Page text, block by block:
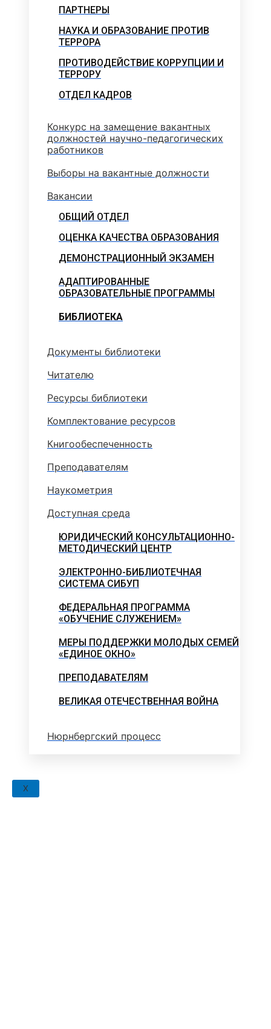
ПАРТНЕРЫ
НАУКА И ОБРАЗОВАНИЕ ПРОТИВ
ТЕРРОРА
ПРОТИВОДЕЙСТВИЕ КОРРУПЦИИ И
ТЕРРОРУ
ОТДЕЛ КАДРОВ
Конкурс на замещение вакантных
должностей научно-педагогических
работников
Выборы на вакантные должности
Вакансии
ОБЩИЙ ОТДЕЛ
ОЦЕНКА КАЧЕСТВА ОБРАЗОВАНИЯ
ДЕМОНСТРАЦИОННЫЙ ЭКЗАМЕН
АДАПТИРОВАННЫЕ
ОБРАЗОВАТЕЛЬНЫЕ ПРОГРАММЫ
БИБЛИОТЕКА
Документы библиотеки
Читателю
Ресурсы библиотеки
Комплектование ресурсов
Книгообеспеченность
Преподавателям
Наукометрия
Доступная среда
ЮРИДИЧЕСКИЙ КОНСУЛЬТАЦИОННО-
МЕТОДИЧЕСКИЙ ЦЕНТР
ЭЛЕКТРОННО-БИБЛИОТЕЧНАЯ
СИСТЕМА СИБУП
ФЕДЕРАЛЬНАЯ ПРОГРАММА
«ОБУЧЕНИЕ СЛУЖЕНИЕМ»
МЕРЫ ПОДДЕРЖКИ МОЛОДЫХ СЕМЕЙ
«ЕДИНОЕ ОКНО»
ПРЕПОДАВАТЕЛЯМ
ВЕЛИКАЯ ОТЕЧЕСТВЕННАЯ ВОЙНА
Нюрнбергский процесс
X